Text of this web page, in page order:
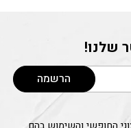
שלנו!
הרשמה